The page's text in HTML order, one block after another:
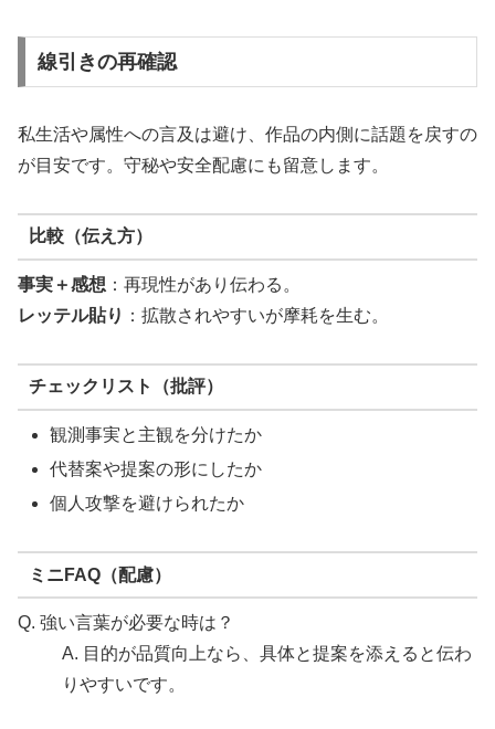
線引きの再確認
私生活や属性への言及は避け、作品の内側に話題を戻すの
が目安です。守秘や安全配慮にも留意します。
比較（伝え方）
事実＋感想 ：再現性があり伝わる。
レッテル貼り ：拡散されやすいが摩耗を生む。
チェックリスト（批評）
観測事実と主観を分けたか
代替案や提案の形にしたか
個人攻撃を避けられたか
ミニFAQ（配慮）
Q. 強い言葉が必要な時は？
A. 目的が品質向上なら、具体と提案を添えると伝わ
りやすいです。